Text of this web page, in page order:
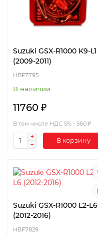
Suzuki GSX-R1000 K9-L1
(2009-2011)
HBF7795
В наличии
11760 ₽
В том числе НДС 5% - 560 ₽
В корзину
Suzuki GSX-R1000 L2-L6
(2012-2016)
HBF7829